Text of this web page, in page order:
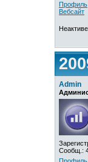
Профиль
Вебсайт
Admin
Сообщ.: